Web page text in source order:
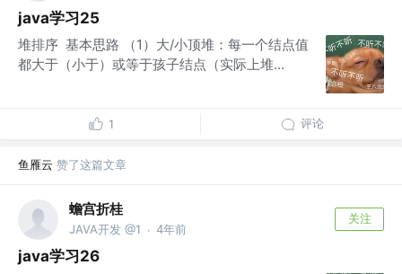
java学习25
堆排序 基本思路 （1）大/小顶堆：每一个结点值
都大于（小于）或等于孩子结点（实际上堆...
1 评论
鱼雁云 赞了这篇文章
蟾宫折桂
JAVA开发 @1 · 4年前
关注
java学习26